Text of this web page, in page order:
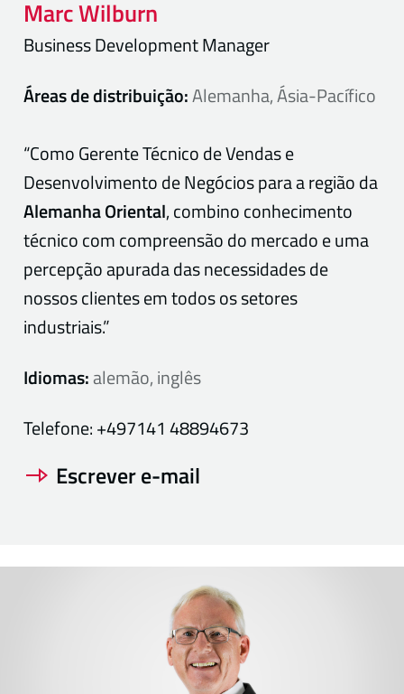
MarcWilburn
Business Development Manager
Áreas de distribuição:Alemanha, Ásia-Pacífico
“Como Gerente Técnico de Vendas e
Desenvolvimento de Negócios para a região da
Alemanha Oriental, combino conhecimento
técnico com compreensão do mercado e uma
percepção apurada das necessidades de
nossos clientes em todos os setores
industriais.”
Idiomas:alemão, inglês
Telefone:+497141 48894673
Escrever e-mail